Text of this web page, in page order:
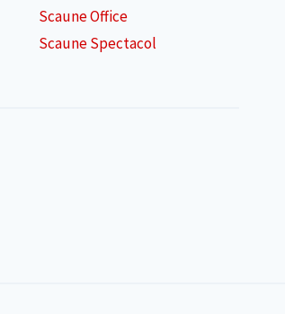
Scaune Office
Scaune Spectacol